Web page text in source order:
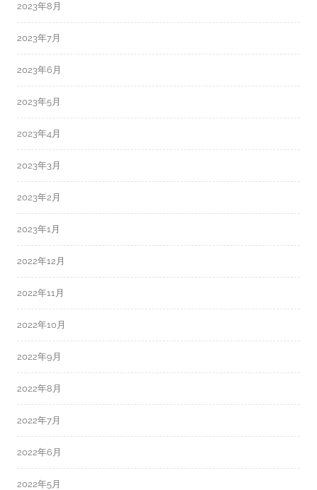
2023年8月
2023年7月
2023年6月
2023年5月
2023年4月
2023年3月
2023年2月
2023年1月
2022年12月
2022年11月
2022年10月
2022年9月
2022年8月
2022年7月
2022年6月
2022年5月